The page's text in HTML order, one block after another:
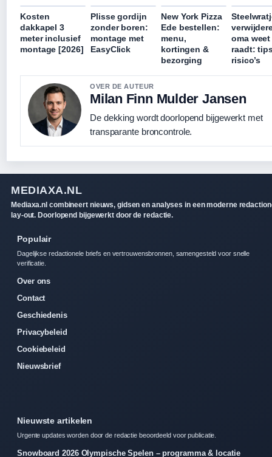
Kosten
dakkapel 3
meter inclusief
montage [2026]
Plisse gordijn
zonder boren:
montage met
EasyClick
New York Pizza
Ede bestellen:
menu,
kortingen &
bezorging
oma weet
raadt:
risico’s
OVER DE AUTEUR
Milan Finn Mulder Jansen
De dekking wordt doorlopend bijgewerkt met
transparante broncontrole.
MEDIAXA.NL
Mediaxa.nl combineert nieuws, gidsen en analyses in een moderne
lay-out. Doorlopend bijgewerkt door de redactie.
Populair
Dagelijkse redactionele briefs en vertrouwensbronnen, samengesteld voor snelle
verificatie.
Over ons
Contact
Geschiedenis
Privacybeleid
Cookiebeleid
Nieuwsbrief
Nieuwste artikelen
Urgente updates worden door de redactie beoordeeld voor publicatie.
Snowboard 2026 Olympische Spelen – programma & locatie